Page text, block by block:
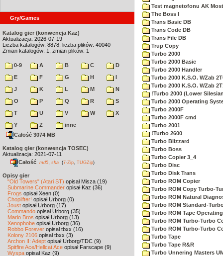
Gry/Games
Katalog gier (konwencja Kaz)
Aktualizacja: 2026-07-19
Liczba katalogów: 8878, liczba plików: 40040
Zmian katalogów: 1, zmian plików: 1
0-9 A B C
D
E
F G H
I
J
K L M
N
O
P Q R
S
T
U V W
X
Y
Z
inne
Całość 3074 MB
Katalog gier (konwencja TOSEC)
Aktualizacja: 2021-07-11
Całość md5 sha (7-Zip TUGZip)
Opisy gier
"Old Towers" (Atari ST) opisał Misza (19)
Submarine Commander opisał Kaz (36)
Frogs opisał Xeen (0)
Choplifter! opisał Urborg (0)
Joust opisał Urborg (17)
Commando opisał Urborg (35)
Mario Bros opisał Urborg (13)
Xenophobe opisał Urborg (36)
Robbo Forever opisał tbxx (16)
Kolony 2106 opisał tbxx (3)
Archon II: Adept opisał Urborg/TDC (9)
Spitfire Ace/Hellcat Ace opisał Farscape (9)
Wyspa opisał Kaz (9)
Test magnetofonu AK Most
The Boss I
Trans Basic DB
Trans Code DB
Trans File DB
Trup Copy
Turbo 2000
Turbo 2000 Basic
Turbo 2000 Handler
Turbo 2000 K.S.O. WZab
Turbo 2000 K.S.O. WZab
!Turbo 2000 (Lower
Turbo 2000 Operating
Turbo 2000F
Turbo 2000F cmd
Turbo 2001
!Turbo 2600
Turbo Blizzard
Turbo Boss
Turbo Copier 3_4
Turbo Disc
Turbo Disk Trans
Turbo ROM Copier
Turbo ROM Copy Turbo-
Turbo ROM Natural
Turbo ROM Standard-
Turbo ROM Tape
Turbo ROM Turbo-Turbo
Turbo ROM Turbo-Turbo
Turbo Tape
Turbo Tape R&R
Turbo Unnering Masters